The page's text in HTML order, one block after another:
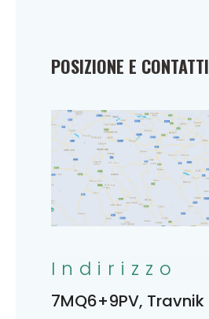
POSIZIONE E CONTATTI
Indirizzo
7MQ6+9PV, Travnik